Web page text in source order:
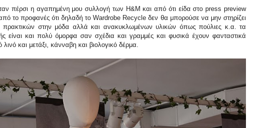
πέρσι η αγαπημένη μου συλλογή των H&M και από ότι είδα στο press preview
το προφανές ότι δηλαδή το Wardrobe Recycle δεν θα μπορούσε να μην στηρίζει
πρακτικών στην μόδα αλλά και ανακυκλωμένων υλικών όπως πούλιες κ.α. τα
είναι και πολύ όμορφα σαν σχέδια και γραμμές και φυσικά έχουν φανταστικά
και μετάξι, κάνναβη και βιολογικό δέρμα.